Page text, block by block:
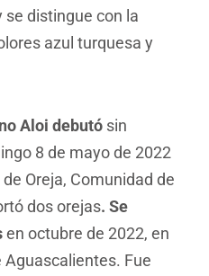
se distingue con la
azul turquesa y
Aloi debutó sin
8 de mayo de 2022
Oreja, Comunidad de
dos orejas. Se
en octubre de 2022, en
Aguascalientes. Fue